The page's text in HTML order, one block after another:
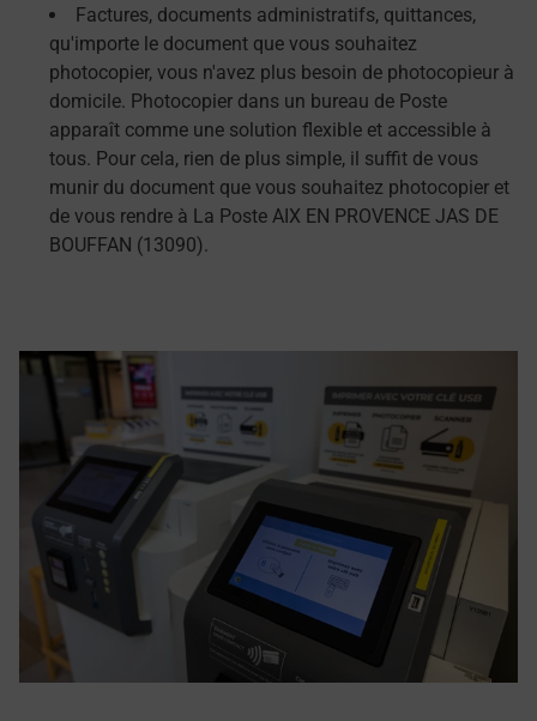
Factures, documents administratifs, quittances,
qu'importe le document que vous souhaitez
photocopier, vous n'avez plus besoin de photocopieur à
domicile. Photocopier dans un bureau de Poste
apparaît comme une solution flexible et accessible à
tous. Pour cela, rien de plus simple, il suffit de vous
munir du document que vous souhaitez photocopier et
de vous rendre à La Poste AIX EN PROVENCE JAS DE
BOUFFAN (13090).